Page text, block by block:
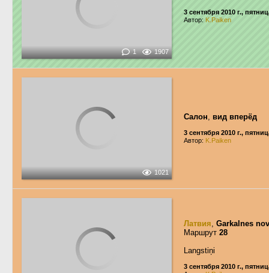
1 1907
3 сентября 2010 г.,
Автор: K.Paiken
1021
Салон, вид вперёд
3 сентября 2010 г.,
Автор: K.Paiken
Латвия, Garkalnes
Маршрут 28
Langstiņi
3 сентября 2010 г.,